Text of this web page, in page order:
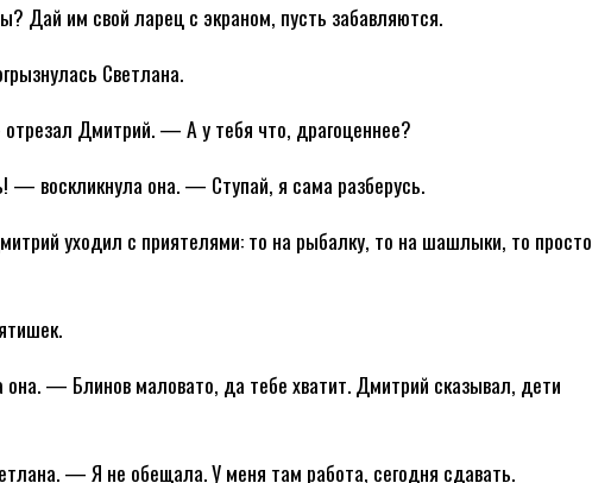
им свой ларец с экраном, пусть забавляются.
Светлана.
Дмитрий. — А у тебя что, драгоценнее?
— воскликнула она. — Ступай, я сама разберусь.
уходил с приятелями: то на рыбалку, то на шашлыки, то просто
— Блинов маловато, да тебе хватит. Дмитрий сказывал, дети
— Я не обещала. У меня там работа, сегодня сдавать.